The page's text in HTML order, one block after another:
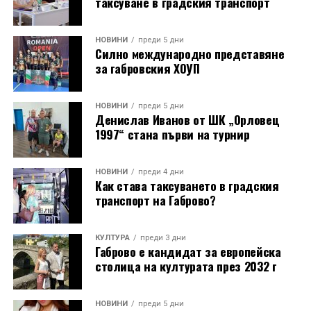
може да бъде изгледан в YouTube канала на
Исторически музей – Дряново.
Важна част от практическата работа бе свързана с
приготвянето на храната. Реставраторът Боян Генев
запали пещта на занаятчийската чаршия още в 9:00
часа сутринта, показвайки тънкостите при
подреждането на разпалките, поддържането на
температурата и равномерното разпределяне на
жарта. Точно в 14:00 часа в пещта бяха поставени
тавите с вечерята, която по-късно бе споделена на
открито в нощния музей.
Лекционният модул от първия ден (31 юли)
предложи теоретична основа и дискусии,
свързващи историческото наследство със
съвременния начин на живот: Арх. Николай
Маринов и д-р инж. Петя Груева от сдружение
„Мещра“ откриха програмата с лекция за
принципите на отоплителните системи в
традиционната архитектура.
НОВИНИ преди 5 дни
Силно международно представяне
за габровския ХОУП
НОВИНИ преди 5 дни
Денислав Иванов от ШК „Орловец
1997“ стана първи на турнир
НОВИНИ преди 4 дни
Как става таксуването в градския
транспорт на Габрово?
КУЛТУРА преди 3 дни
Габрово е кандидат за европейска
столица на културата през 2032 г
НОВИНИ преди 5 дни